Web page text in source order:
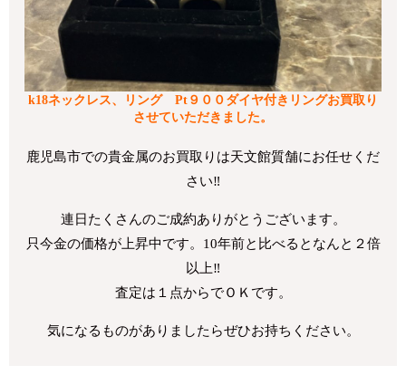
k18ネックレス、リング Pt９００ダイヤ付きリングお買取り
させていただきました。
鹿児島市での貴金属のお買取りは天文館質舗にお任せくだ
さい‼
連日たくさんのご成約ありがとうございます。
只今金の価格が上昇中です。10年前と比べるとなんと２倍
以上‼
査定は１点からでＯＫです。
気になるものがありましたらぜひお持ちください。